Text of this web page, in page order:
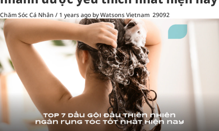
Chăm Sóc Cá Nhân / 1 years ago by Watsons Vietnam 29092